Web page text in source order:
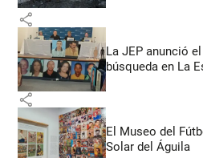
share
La JEP anunció
búsqueda en La
share
El Museo del
Solar del Águila